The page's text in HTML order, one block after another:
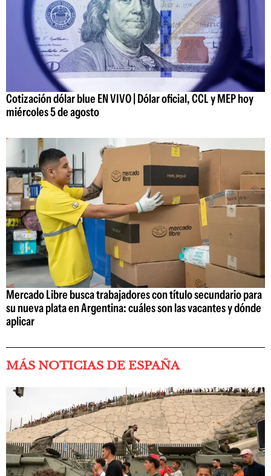
Cotización dólar blue EN VIVO | Dólar oficial, CCL y MEP hoy
miércoles 5 de agosto
Mercado Libre busca trabajadores con título secundario para
su nueva plata en Argentina: cuáles son las vacantes y dónde
aplicar
MÁS NOTICIAS DE ESPAÑA